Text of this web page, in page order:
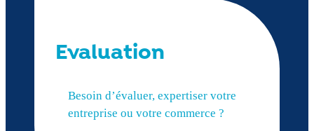
Evaluation
Besoin d’évaluer, expertiser votre
entreprise ou votre commerce ?